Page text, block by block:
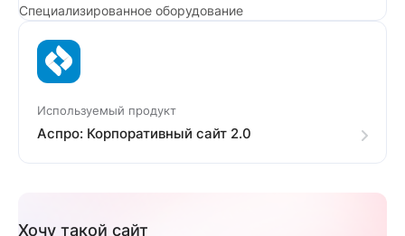
Специализированное оборудование
Используемый продукт
Аспро: Корпоративный сайт 2.0
Хочу такой сайт